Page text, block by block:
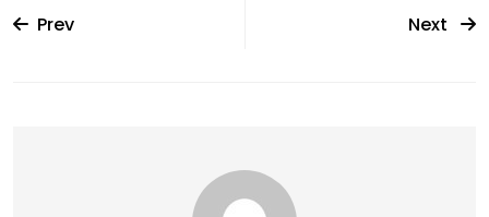
Prev Next